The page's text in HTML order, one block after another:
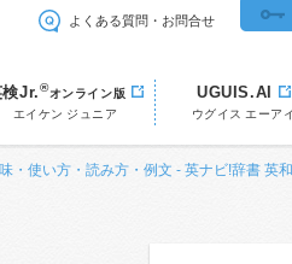
よくある質問・お問合せ
検Jr.®オンライン版
エイケン ジュニア
UGUIS.AI
ウグイス エーアイ
・使い方・読み方・例文 - 英ナビ!辞書 英